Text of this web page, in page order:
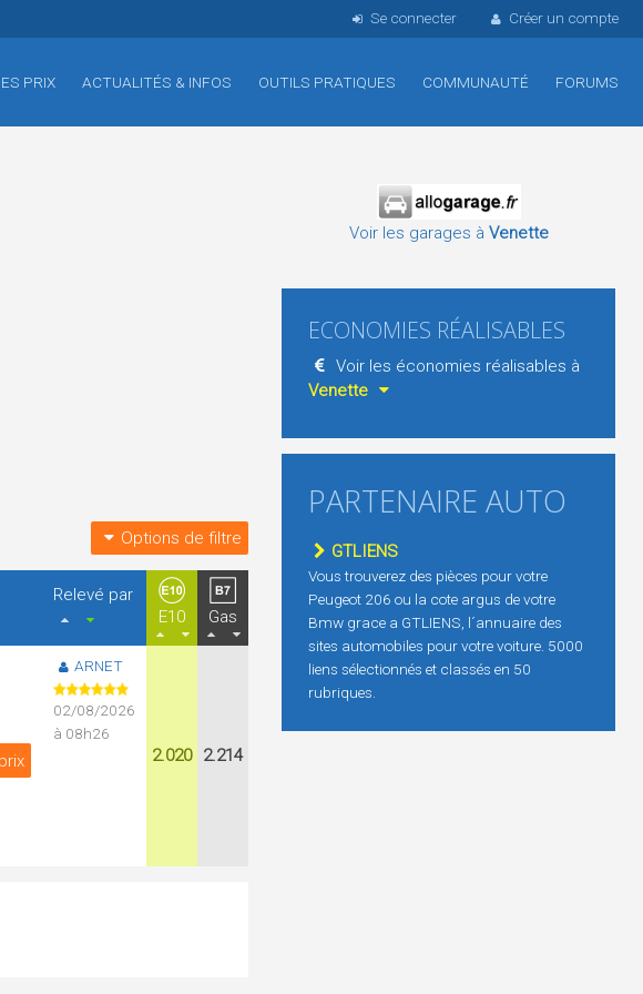
Se connecter Créer un compte
PRIX ACTUALITÉS & INFOS OUTILS PRATIQUES COMMUNAUTÉ FORUMS
Options de filtre
Relevé par
E10
Gas
ARNET
02/08/2026
à 08h26
2.020 2.214
Voir les garages à Venette
ECONOMIES RÉALISABLES
Voir les économies réalisables à
Venette
PARTENAIRE AUTO
GTLIENS
Vous trouverez des pièces pour votre
Peugeot 206 ou la cote argus de votre
Bmw grace a GTLIENS, l´annuaire des
sites automobiles pour votre voiture. 5000
liens sélectionnés et classés en 50
rubriques.